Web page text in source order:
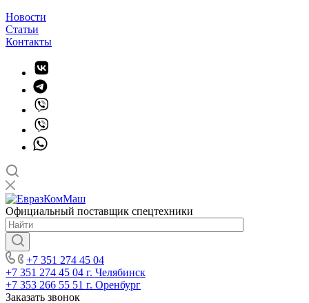
Новости
Статьи
Контакты
Официальный поставщик спецтехники
+7 351 274 45 04
+7 351 274 45 04 г. Челябинск
+7 353 266 55 51 г. Оренбург
Заказать звонок